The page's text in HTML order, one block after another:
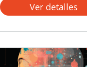
Ver detalles